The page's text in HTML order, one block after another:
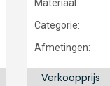
Materiaal:
Categorie:
Afmetingen:
Verkoopprijs